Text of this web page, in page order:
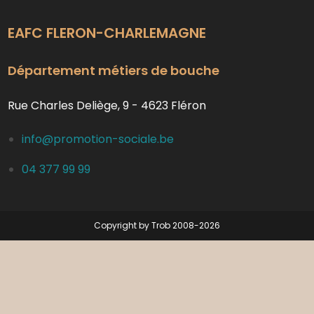
EAFC FLERON-CHARLEMAGNE
Département métiers de bouche
Rue Charles Deliège, 9 - 4623 Fléron
info@promotion-sociale.be
04 377 99 99
Copyright by Trob 2008-2026